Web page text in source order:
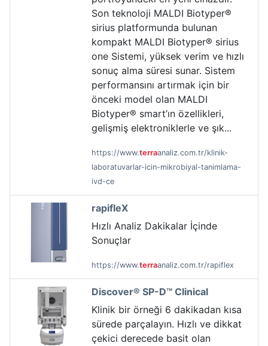
Son teknoloji MALDI Biotyper®
sirius platformunda bulunan
kompakt MALDI Biotyper® sirius
one Sistemi, yüksek verim ve hızlı
sonuç alma süresi sunar. Sistem
performansını artırmak için bir
önceki model olan MALDI
Biotyper® smart’ın özellikleri,
gelişmiş elektroniklerle ve şık...
https://www.terraanaliz.com.tr/klinik-
laboratuvarlar-icin-mikrobiyal-tanimlama-
ivd-ce
rapifleX
Hızlı Analiz Dakikalar İçinde
Sonuçlar
https://www.terraanaliz.com.tr/rapiflex
Discover® SP-D™ Clinical
Klinik bir örneği 6 dakikadan kısa
sürede parçalayın. Hızlı ve dikkat
çekici derecede basit olan